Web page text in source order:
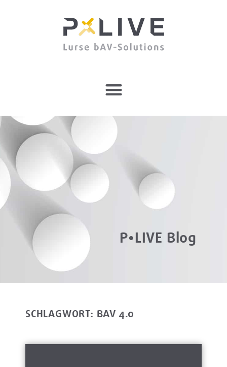
P•LIVE Blog
SCHLAGWORT: BAV 4.0